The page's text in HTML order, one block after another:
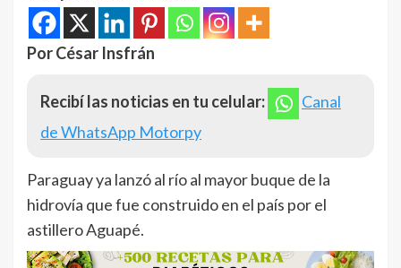
Por César Insfrán
Recibí las noticias en tu celular:
Canal
de WhatsApp Motorpy
Paraguay ya lanzó al río al mayor buque de la
hidrovía que fue construido en el país por el
astillero Aguapé.